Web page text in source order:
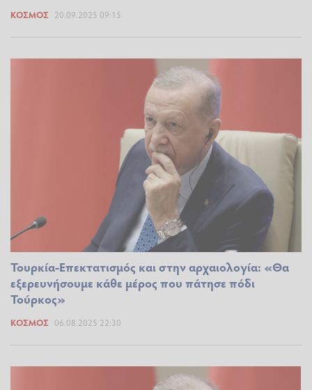
ΚΌΣΜΟΣ 20.09.2025 09:15
Τουρκία-Επεκτατισμός και στην αρχαιολογία: «Θα
εξερευνήσουμε κάθε μέρος που πάτησε πόδι
Τούρκος»
ΚΌΣΜΟΣ 06.08.2025 22:30